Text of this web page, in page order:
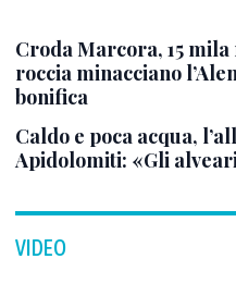
Croda Marcora, 15
roccia minacciano
bonifica
Caldo e poca acqua,
Apidolomiti: «Gli
VIDEO